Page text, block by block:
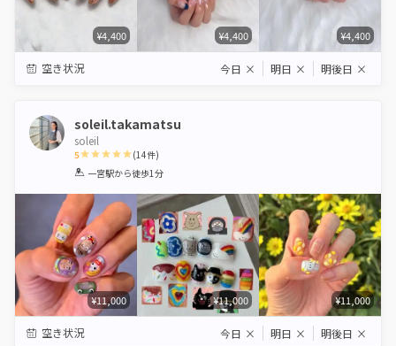
¥4,400 ¥4,400 ¥4,400
空き状況 今日 × 明日 × 明後日 ×
soleil.takamatsu
soleil
5
1 2 3 4 5
(14件)
一宮駅から徒歩1分
¥11,000 ¥11,000 ¥11,000
空き状況 今日 × 明日 × 明後日 ×